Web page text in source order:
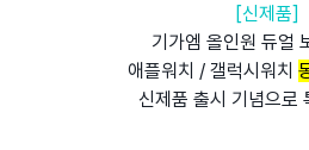
[신제품]
기가엠 올인원 듀얼
애플워치 / 갤럭시워치
신제품 출시 기념으로